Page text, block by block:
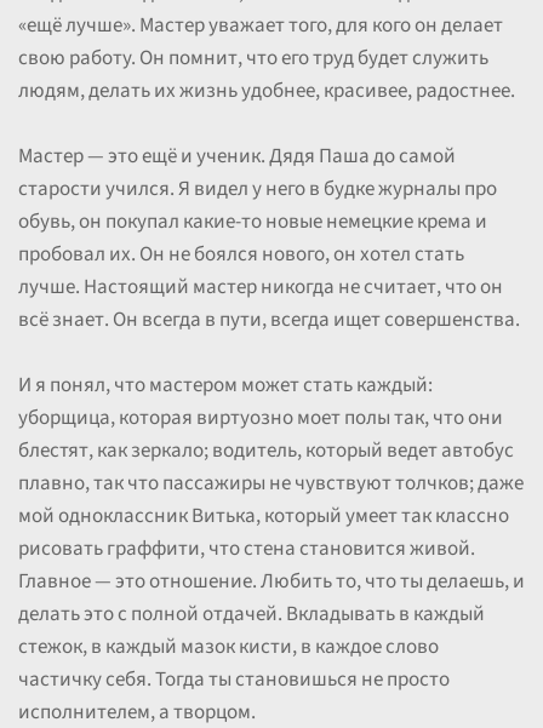
«ещё лучше». Мастер уважает того, для кого он делает
свою работу. Он помнит, что его труд будет служить
людям, делать их жизнь удобнее, красивее, радостнее.
Мастер — это ещё и ученик. Дядя Паша до самой
старости учился. Я видел у него в будке журналы про
обувь, он покупал какие-то новые немецкие крема и
пробовал их. Он не боялся нового, он хотел стать
лучше. Настоящий мастер никогда не считает, что он
всё знает. Он всегда в пути, всегда ищет совершенства.
И я понял, что мастером может стать каждый:
уборщица, которая виртуозно моет полы так, что они
блестят, как зеркало; водитель, который ведет автобус
плавно, так что пассажиры не чувствуют толчков; даже
мой одноклассник Витька, который умеет так классно
рисовать граффити, что стена становится живой.
Главное — это отношение. Любить то, что ты делаешь, и
делать это с полной отдачей. Вкладывать в каждый
стежок, в каждый мазок кисти, в каждое слово
частичку себя. Тогда ты становишься не просто
исполнителем, а творцом.